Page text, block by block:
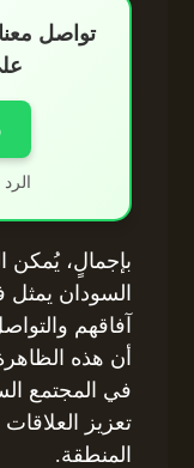
تواصل
بإجمالٍ، يُمكن
السودان يمثل
آفاقهم
أن هذه
في المجتمع
تعزيز العلاقات
المنطقة.